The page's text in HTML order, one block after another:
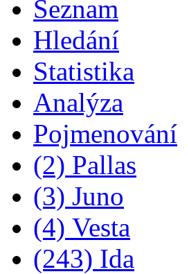
Seznam
Hledání
Statistika
Analýza
Pojmenování
(2) Pallas
(3) Juno
(4) Vesta
(243) Ida